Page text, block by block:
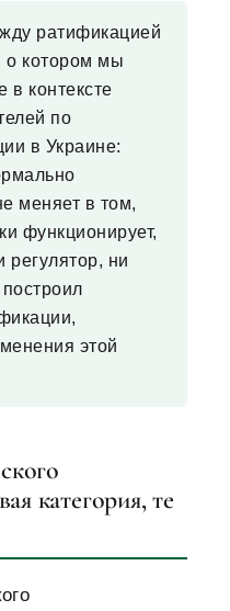
ратификацией
о котором мы
в контексте
по
в Украине:
меняет в том,
функционирует,
регулятор, ни
этой
категория, те